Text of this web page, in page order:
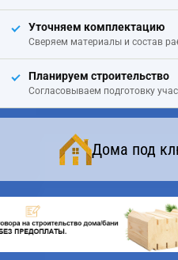
Уточняем комплектацию
Сверяем материалы и состав
Планируем строительство
Согласовываем подготовку
Дома под